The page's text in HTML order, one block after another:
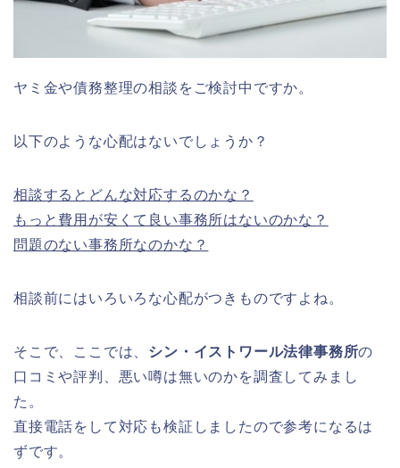
ヤミ金や債務整理の相談をご検討中ですか。
以下のような心配はないでしょうか？
相談するとどんな対応するのかな？
もっと費用が安くて良い事務所はないのかな？
問題のない事務所なのかな？
相談前にはいろいろな心配がつきものですよね。
そこで、ここでは、 シン・イストワール法律事務所の
口コミや評判、悪い噂は無いのかを調査してみまし
た。
直接電話をして対応も検証しましたので参考になるは
ずです。